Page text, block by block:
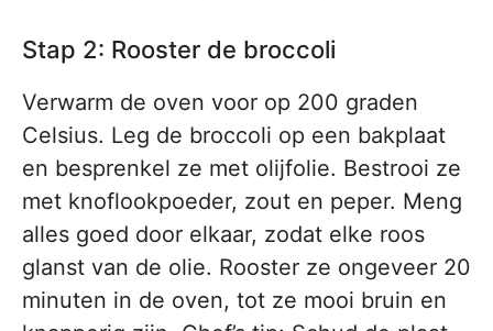
Stap 2: Rooster de broccoli
Verwarm de oven voor op 200 graden
Celsius. Leg de broccoli op een bakplaat
en besprenkel ze met olijfolie. Bestrooi ze
met knoflookpoeder, zout en peper. Meng
alles goed door elkaar, zodat elke roos
glanst van de olie. Rooster ze ongeveer 20
minuten in de oven, tot ze mooi bruin en